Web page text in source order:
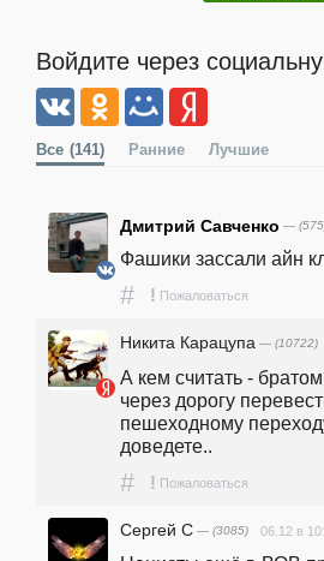
Войдите через
Все (141) Ранние Лучшие
Дмитрий Савченко —
Фашики зассали айн
# ! Пожаловаться
Никита Карацупа — (10722)
А кем считать -
через дорогу
пешеходному
доведете..
# ! Пожаловаться
Сергей С — (3085) 06.12 в